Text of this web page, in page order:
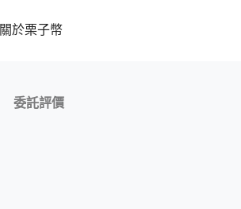
關於栗子幣
委託評價